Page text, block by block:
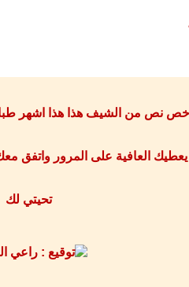
نص من الشيف هذا هذا اشهر
يعطيك العافية على المرور واتفق
تحيتي لك